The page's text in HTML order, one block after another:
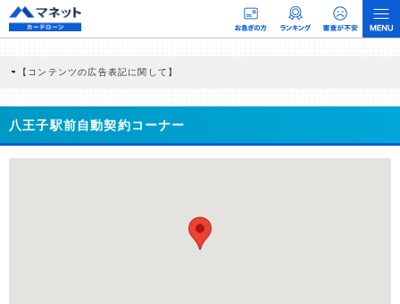
【コンテンツの広告表記に関して】
商品を根拠なくPRするものではなく、当編集部の調査／ユーザーへの口コミ収集な
どに基づき、公平性を担保した情報提供を行っています。
>提携企業一覧
八王子駅前自動契約コーナー